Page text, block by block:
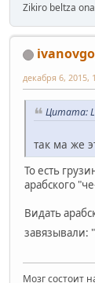
Zikiro beltza
декабря 6, 2015,
Цитата:
так ма же
То есть
арабского
Видать
завязывали:
Мозг состоит